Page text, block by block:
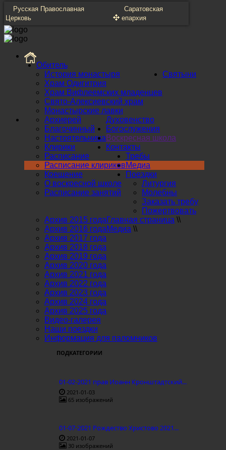
Русская Православная
Церковь
Саратовская
епархия
Обитель
История монастыря
Храм Одигитрия
Храм Вифлеемских младенцев
Свято-Алексиевский храм
Монастырские лавки
Святыни
Духовенство
Архиерей
Благочинный
Настоятельница
Клирики
Богослужения
Расписание
Расписание клириков
Крещение
Воскресная школа
О воскресной школе
Расписание занятий
Контакты
Требы
Литургия
Молебны
Заказать требу
Пожертвовать
Медиа
Архив 2015 года
Архив 2016 года
Архив 2017 года
Архив 2018 года
Архив 2019 года
Архив 2020 года
Архив 2021 года
Архив 2022 года
Архив 2023 года
Архив 2024 года
Архив 2025 года
Видео-галерея
Поездки
Наши поездки
Информация для паломников
Главная страница \\
Медиа \\
ПОДКАТЕГОРИИ
01-02-2021 прав Иоанн Кронштадтский...
2021-01-03
65 изображений
01-07-2021 Рождество Христово 2021...
2021-01-07
30 изображений